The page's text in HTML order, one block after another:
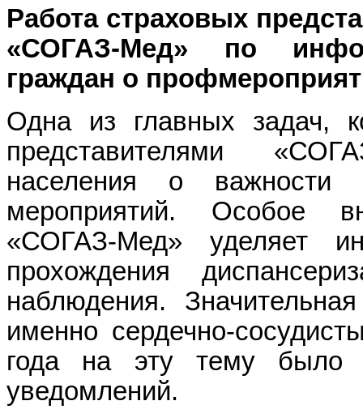
Работа страховых
«СОГАЗ-Мед» по
граждан о
Одна из главных задач,
представителями
населения о важности
мероприятий. Особое
«СОГАЗ-Мед» уделяет
прохождения
наблюдения.
именно сердечно-
года на эту тему было
уведомлений.